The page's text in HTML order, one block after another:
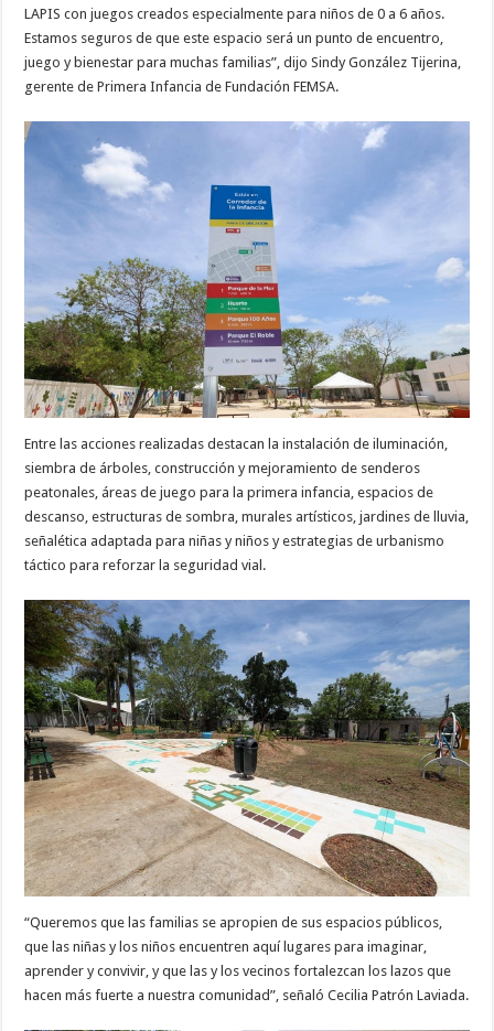
LAPIS con juegos creados especialmente para niños de 0 a 6 años.
Estamos seguros de que este espacio será un punto de encuentro,
juego y bienestar para muchas familias”, dijo Sindy González Tijerina,
gerente de Primera Infancia de Fundación FEMSA.
Entre las acciones realizadas destacan la instalación de iluminación,
siembra de árboles, construcción y mejoramiento de senderos
peatonales, áreas de juego para la primera infancia, espacios de
descanso, estructuras de sombra, murales artísticos, jardines de lluvia,
señalética adaptada para niñas y niños y estrategias de urbanismo
táctico para reforzar la seguridad vial.
“Queremos que las familias se apropien de sus espacios públicos,
que las niñas y los niños encuentren aquí lugares para imaginar,
aprender y convivir, y que las y los vecinos fortalezcan los lazos que
hacen más fuerte a nuestra comunidad”, señaló Cecilia Patrón Laviada.